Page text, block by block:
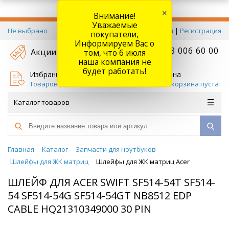
Не выбрано Вход | Регистрация
Акции +7 778 006 60 00
Избранное
Товаров (
Корзина
Ваша корзина пуста
Каталог товаров
Главная Каталог
Запчасти для ноутбуков
Шлейфы для ЖК матриц
Шлейфы для ЖК матриц Acer
ШЛЕЙФ ДЛЯ ACER SWIFT SF514-54T SF514-
54 SF514-54G SF514-54GT NB8512 EDP
CABLE HQ21310349000 30 PIN
Внимание!
Уважаемые
покупатели,
Информируем Вас о
том, что 6 июля
наша компания не
будет работать!
×